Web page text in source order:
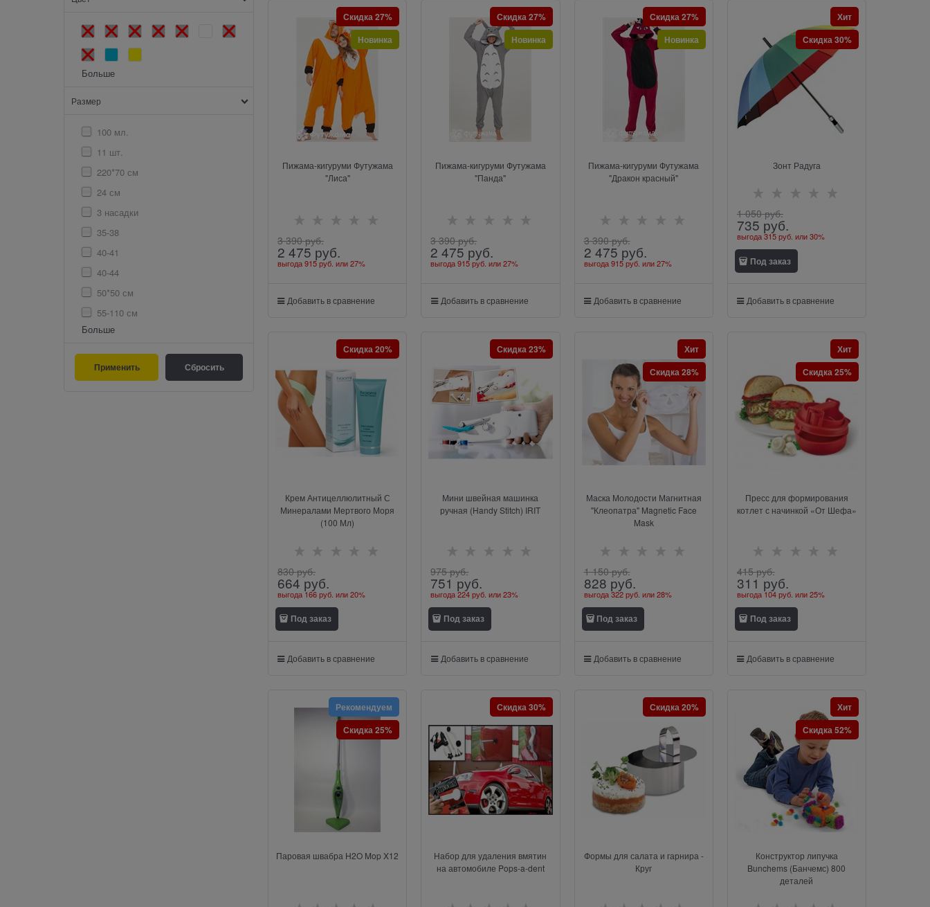
Больше
Размер
100 мл.
11 шт.
220*70 см
24 см
3 насадки
35-38
40-41
40-44
50*50 см
55-110 см
Больше
Пижама-кигуруми Футужама
"Лиса"
Скидка 27%
Новинка
3 390 руб.
2 475 руб.
выгода915 руб. или27%
Добавить в сравнение
Пижама-кигуруми Футужама
"Панда"
Скидка 27%
Новинка
3 390 руб.
2 475 руб.
выгода915 руб. или27%
Добавить в сравнение
Пижама-кигуруми Футужама
"Дракон красный"
Скидка 27%
Новинка
3 390 руб.
2 475 руб.
выгода915 руб. или27%
Добавить в сравнение
Зонт Радуга
Хит
Скидка 30%
1 050 руб.
735 руб.
выгода315 руб. или30%
Под заказ
Добавить в сравнение
Крем Антицеллюлитный С
Минералами Мертвого Моря
(100 Мл)
Скидка 20%
830 руб.
664 руб.
выгода166 руб. или20%
Под заказ
Добавить в сравнение
Мини швейная машинка
ручная (Handy Stitch) IRIT
Скидка 23%
975 руб.
751 руб.
выгода224 руб. или23%
Под заказ
Добавить в сравнение
Маска Молодости Магнитная
"Клеопатра" Magnetic Face
Mask
Хит
Скидка 28%
1 150 руб.
828 руб.
выгода322 руб. или28%
Под заказ
Добавить в сравнение
Пресс для формирования
котлет с начинкой «От Шефа»
Хит
Скидка 25%
415 руб.
311 руб.
выгода104 руб. или25%
Под заказ
Добавить в сравнение
Паровая швабра H2O Mop X12
Рекомендуем
Скидка 25%
Набор для удаления вмятин
на автомобиле Pops-a-dent
Скидка 30%
Формы для салата и гарнира -
Круг
Скидка 20%
Конструктор липучка
Bunchems (Банчемс) 800
деталей
Хит
Скидка 52%